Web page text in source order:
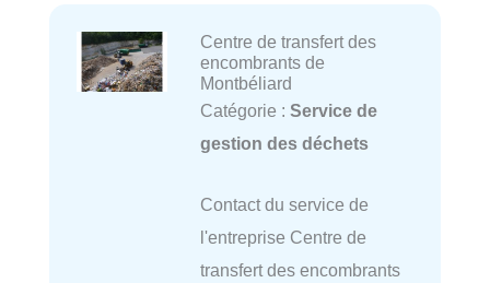
Centre de transfert des
encombrants de
Montbéliard
Catégorie : Service de
gestion des déchets
Contact du service de
l'entreprise Centre de
transfert des encombrants